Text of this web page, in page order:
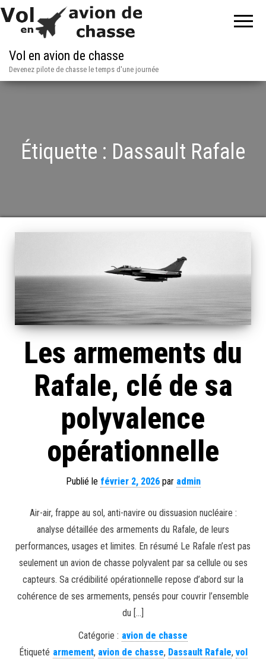
Vol en avion de chasse
Devenez pilote de chasse le temps d'une journée
Étiquette : Dassault Rafale
Les armements du
Rafale, clé de sa
polyvalence
opérationnelle
Publié le février 2, 2026par admin
Air-air, frappe au sol, anti-navire ou dissuasion nucléaire :
analyse détaillée des armements du Rafale, de leurs
performances, usages et limites. En résumé Le Rafale n’est pas
seulement un avion de chasse polyvalent par sa cellule ou ses
capteurs. Sa crédibilité opérationnelle repose d’abord sur la
cohérence de ses armements, pensés pour couvrir l’ensemble
du […]
Catégorie : avion de chasse
Étiqueté armement, avion de chasse, Dassault Rafale, vol